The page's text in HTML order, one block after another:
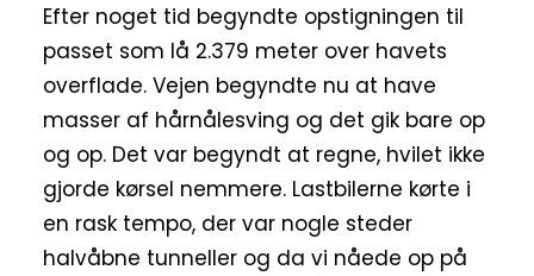
Efter noget tid begyndte opstigningen til
passet som lå 2.379 meter over havets
overflade. Vejen begyndte nu at have
masser af hårnålesving og det gik bare op
og op. Det var begyndt at regne, hvilet ikke
gjorde kørsel nemmere. Lastbilerne kørte i
en rask tempo, der var nogle steder
halvåbne tunneller og da vi nåede op på